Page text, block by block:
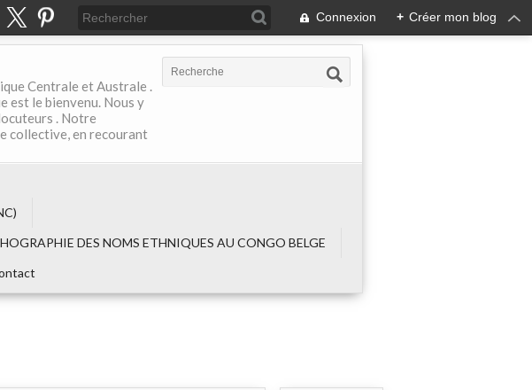
Connexion + Créer mon blog
Centrale et Australe .
est le bienvenu. Nous y
. Notre
collective, en recourant
DES NOMS ETHNIQUES AU CONGO BELGE